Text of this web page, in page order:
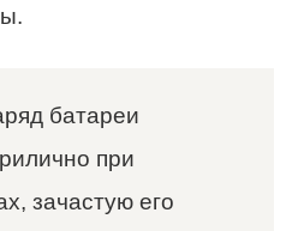
батареи
при
зачастую его